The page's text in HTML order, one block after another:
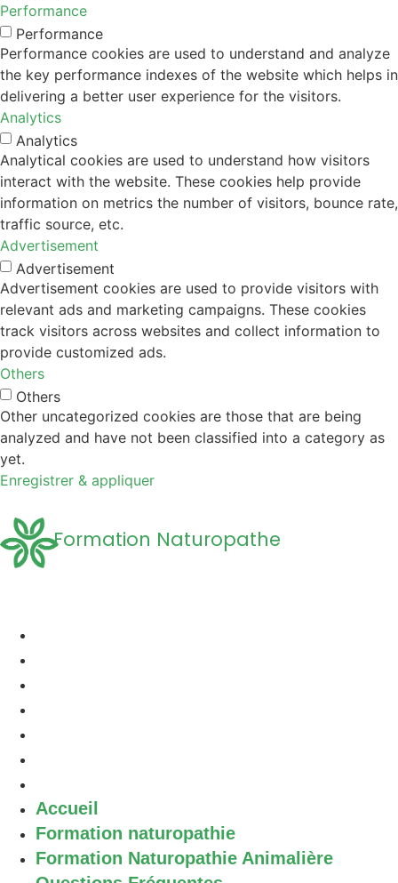
Performance
Performance
Performance cookies are used to understand and analyze
the key performance indexes of the website which helps in
delivering a better user experience for the visitors.
Analytics
Analytics
Analytical cookies are used to understand how visitors
interact with the website. These cookies help provide
information on metrics the number of visitors, bounce rate,
traffic source, etc.
Advertisement
Advertisement
Advertisement cookies are used to provide visitors with
relevant ads and marketing campaigns. These cookies
track visitors across websites and collect information to
provide customized ads.
Others
Others
Other uncategorized cookies are those that are being
analyzed and have not been classified into a category as
yet.
Enregistrer & appliquer
Formation Naturopathe
Accueil
Formation naturopathie
Formation Naturopathie Animalière